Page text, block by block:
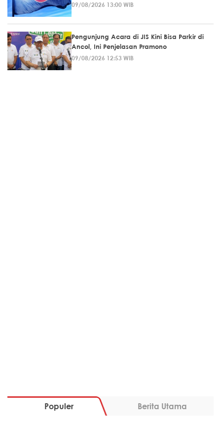
09/08/2026 13:00 WIB
Pengunjung Acara di JIS Kini Bisa Parkir di
Ancol, Ini Penjelasan Pramono
09/08/2026 12:53 WIB
Populer Berita Utama